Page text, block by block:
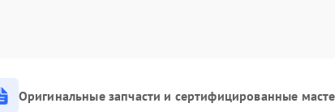
Оригинальные запчасти и сертифицированные